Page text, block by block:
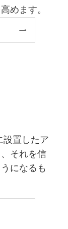
めます。
設置したア
それを信
になるも